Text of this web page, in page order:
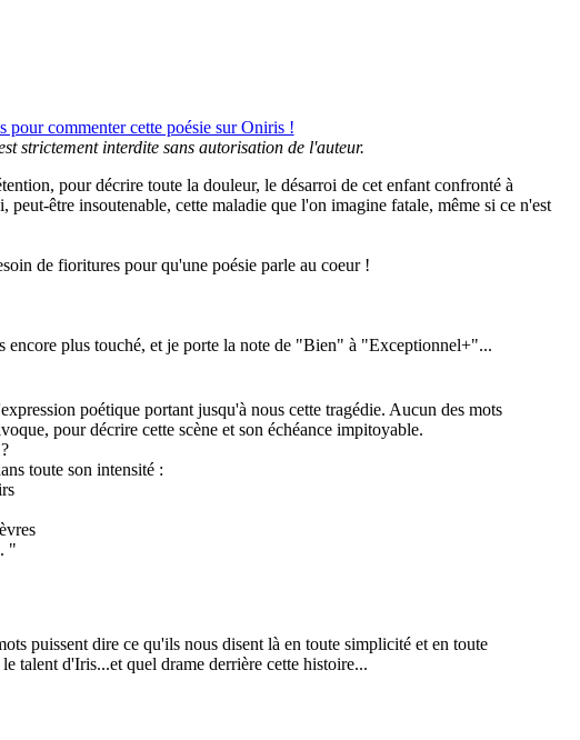
pour commenter cette poésie sur Oniris !
strictement interdite sans autorisation de l'auteur.
pour décrire toute la douleur, le désarroi de cet enfant confronté à
peut-être insoutenable, cette maladie que l'on imagine fatale, même si ce n'est
de fioritures pour qu'une poésie parle au coeur !
encore plus touché, et je porte la note de "Bien" à "Exceptionnel+"...
poétique portant jusqu'à nous cette tragédie. Aucun des mots
pour décrire cette scène et son échéance impitoyable.
toute son intensité :
"
puissent dire ce qu'ils nous disent là en toute simplicité et en toute
talent d'Iris...et quel drame derrière cette histoire...